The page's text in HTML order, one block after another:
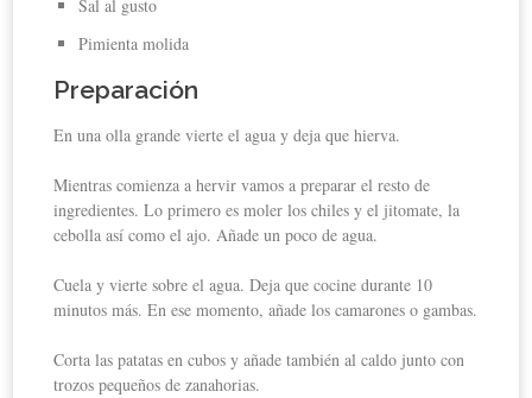
Sal al gusto
Pimienta molida
Preparación
En una olla grande vierte el agua y deja que hierva.
Mientras comienza a hervir vamos a preparar el resto de
ingredientes. Lo primero es moler los chiles y el jitomate, la
cebolla así como el ajo. Añade un poco de agua.
Cuela y vierte sobre el agua. Deja que cocine durante 10
minutos más. En ese momento, añade los camarones o gambas.
Corta las patatas en cubos y añade también al caldo junto con
trozos pequeños de zanahorias.